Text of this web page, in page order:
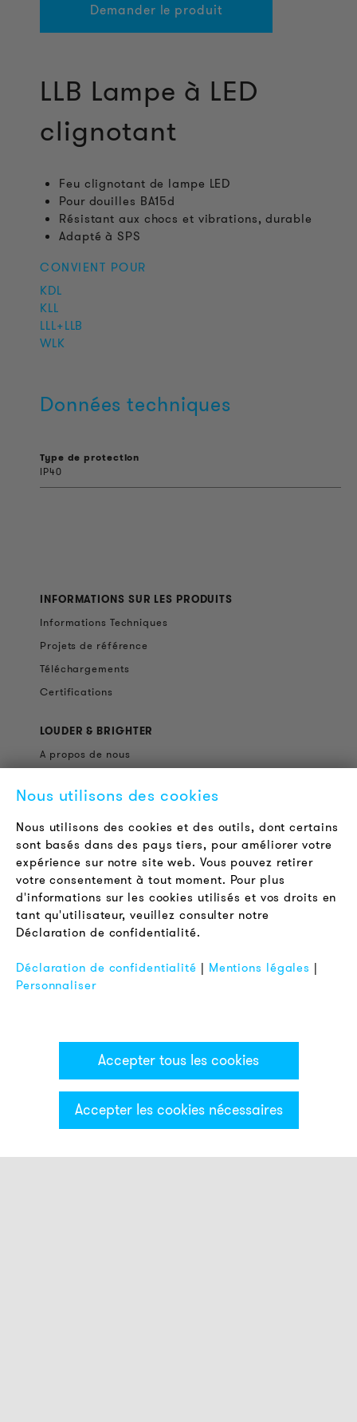
Catégories & Filter
Demander le produit
LLB Lampe à LED
clignotant
Feu clignotant de lampe LED
Pour douilles BA15d
Résistant aux chocs et vibrations, durable
Adapté à SPS
CONVIENT POUR
KDL
KLL
LLL+LLB
WLK
Données techniques
Type de protection
IP40
INFORMATIONS SUR LES PRODUITS
Informations Techniques
Projets de référence
Téléchargements
Certifications
LOUDER & BRIGHTER
A propos de nous
Offres d'emploi
Newsletter
LÉGAL
Conditions Générales de Vente
Protection des Données
Mentions Légales
Nous utilisons des cookies
Nous utilisons des cookies et des outils, dont certains
sont basés dans des pays tiers, pour améliorer votre
expérience sur notre site web. Vous pouvez retirer
votre consentement à tout moment. Pour plus
d'informations sur les cookies utilisés et vos droits en
tant qu'utilisateur, veuillez consulter notre
Déclaration de confidentialité.
Déclaration de confidentialité | Mentions légales |
Personnaliser
Accepter tous les cookies
Accepter les cookies nécessaires